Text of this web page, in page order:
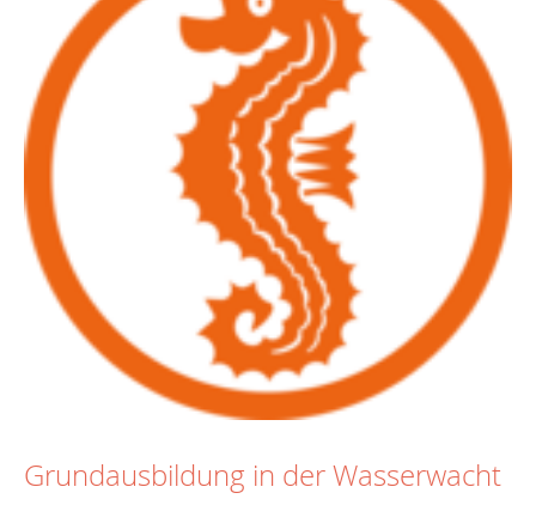
Grundausbildung in der Wasserwacht